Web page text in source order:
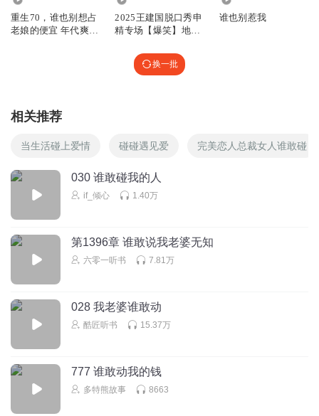
重生70，谁也别想占
老娘的便宜 年代爽
2025王建国脱口秀申
精专场【爆笑】地大
能拿冠军，谁也别想
谁也别惹我
换一批
相关推荐
当生活碰上爱情 碰碰遇见爱 完美恋人总裁女人谁敢碰
030 谁敢碰我的人
if_倾心 1.40万
第1396章 谁敢说我老婆无知
六零一听书 7.81万
028 我老婆谁敢动
酷匠听书 15.37万
777 谁敢动我的钱
多特熊故事 8663